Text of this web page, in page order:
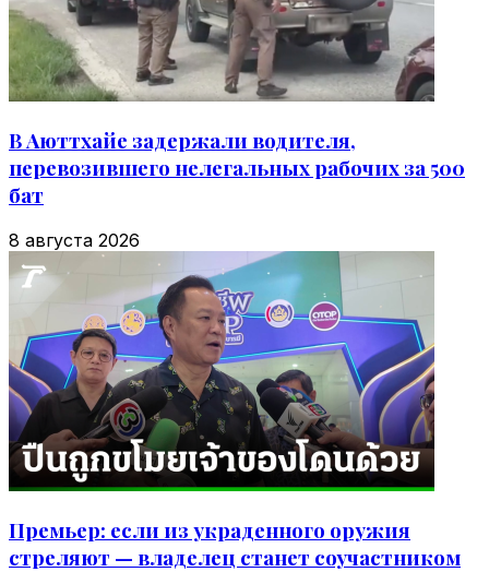
В Аюттхайе задержали водителя,
перевозившего нелегальных рабочих за 500
бат
8 августа 2026
Премьер: если из украденного оружия
стреляют — владелец станет соучастником